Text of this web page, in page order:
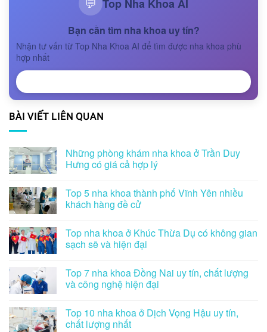
💬 Top Nha Khoa AI
Bạn cần tìm nha khoa uy tín?
Nhận tư vấn từ Top Nha Khoa AI để tìm được nha khoa phù
hợp nhất
BÀI VIẾT LIÊN QUAN
Những phòng khám nha khoa ở Trần Duy
Hưng có giá cả hợp lý
Top 5 nha khoa thành phố Vĩnh Yên nhiều
khách hàng đề cử
Top nha khoa ở Khúc Thừa Dụ có không gian
sạch sẽ và hiện đại
Top 7 nha khoa Đồng Nai uy tín, chất lượng
và công nghệ hiện đại
Top 10 nha khoa ở Dịch Vọng Hậu uy tín,
chất lượng nhất